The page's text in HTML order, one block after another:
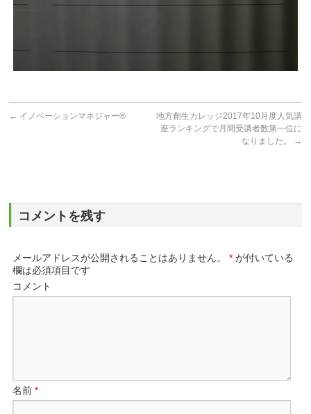
← イノベーションマネジャー®
地方創生カレッジ2017年10月度人気講
座ランキングで月間受講者数第一位に
なりました。
→
コメントを残す
メールアドレスが公開されることはありません。 * が付いている
欄は必須項目です
コメント
名前*